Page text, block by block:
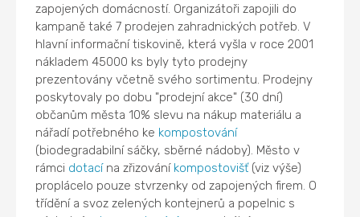
zapojených domácností. Organizátoři zapojili do
kampaně také 7 prodejen zahradnických potřeb. V
hlavní informační tiskovině, která vyšla v roce 2001
nákladem 45000 ks byly tyto prodejny
prezentovány včetně svého sortimentu. Prodejny
poskytovaly po dobu "prodejní akce" (30 dní)
občanům města 10% slevu na nákup materiálu a
nářadí potřebného ke kompostování
(biodegradabilní sáčky, sběrné nádoby). Město v
rámci dotacína zřizování kompostovišť(viz výše)
proplácelo pouze stvrzenky od zapojených firem. O
třídění a svoz zelených kontejnerů a popelnic s